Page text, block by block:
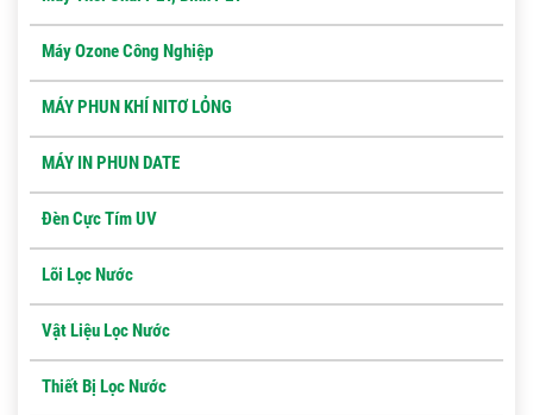
Máy Ozone Công Nghiệp
MÁY PHUN KHÍ NITƠ LỎNG
MÁY IN PHUN DATE
Đèn Cực Tím UV
Lõi Lọc Nước
Vật Liệu Lọc Nước
Thiết Bị Lọc Nước